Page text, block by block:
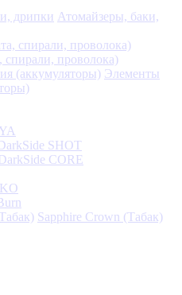
Атомайзеры, баки,
спирали, проволока)
Элементы
SHOT
CORE
Sapphire Crown (Табак)